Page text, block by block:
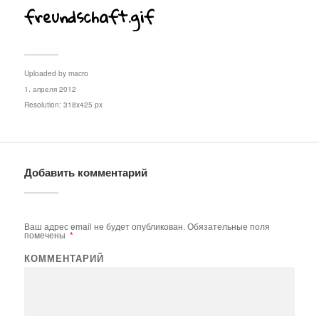
freundschaft.gif
Uploaded by macro
1. апреля 2012
Resolution: 318x425 px
Добавить комментарий
Ваш адрес email не будет опубликован. Обязательные поля
помечены *
КОММЕНТАРИЙ